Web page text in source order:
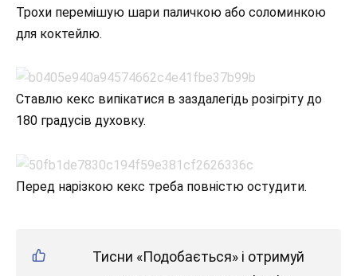
Трохи перемішую шари паличкою або соломинкою
для коктейлю.
Ставлю кекс випікатися в заздалегідь розігріту до
180 градусів духовку.
Перед нарізкою кекс треба повністю остудити.
Тисни «Подобається» і отримуй